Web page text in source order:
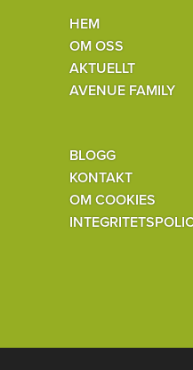
HEM
OM OSS
AKTUELLT
AVENUE FAMILY
BLOGG
KONTAKT
OM COOKIES